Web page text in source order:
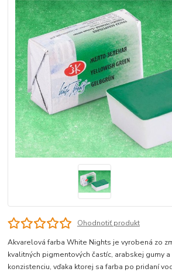
Ohodnotiť produkt
Akvarelová farba White Nights je vyrobená zo
kvalitných pigmentových častíc, arabskej gumy a
konzistenciu, vďaka ktorej sa farba po pridaní